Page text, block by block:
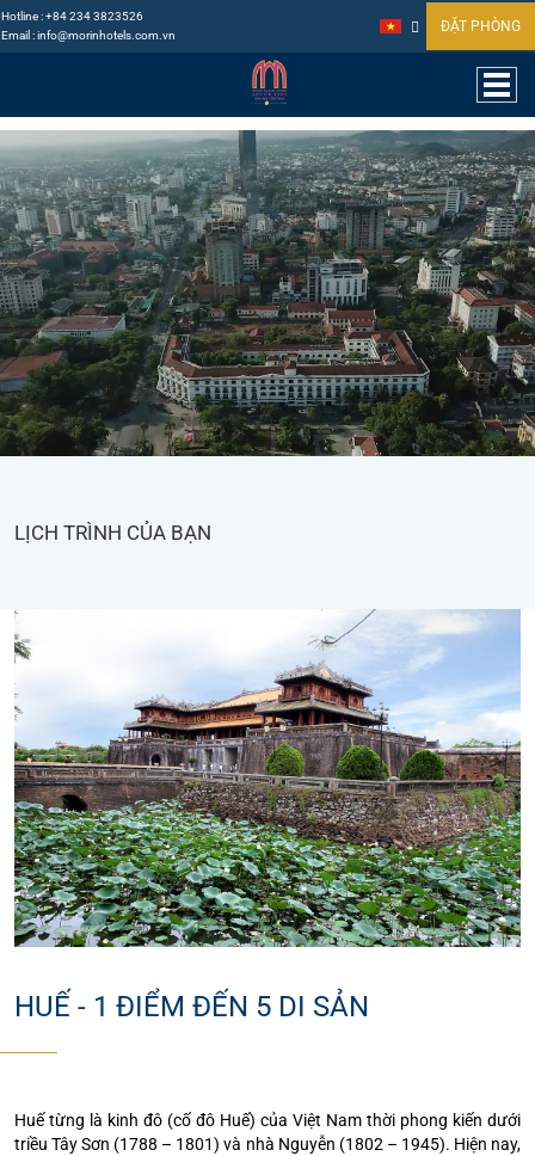
Hotline :+84 234 3823526
Email :info@morinhotels.com.vn
ĐẶT PHÒNG
LỊCH TRÌNH CỦA BẠN
HUẾ - 1 ĐIỂM ĐẾN 5 DI SẢN
Huế từng là kinh đô (cố đô Huế) của Việt Nam thời phong kiến dưới
triều Tây Sơn (1788 – 1801) và nhà Nguyễn (1802 – 1945). Hiện nay,